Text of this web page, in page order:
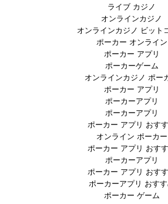
ライブ カジノ
オンラインカジノ
オンラインカジノ ビット
ポーカー オンライン
ポーカー アプリ
ポーカーゲーム
オンラインカジノ ポー
ポーカー アプリ
ポーカーアプリ
ポーカーアプリ
ポーカー アプリ おす
オンライン ポーカー
ポーカー アプリ おす
ポーカーアプリ
ポーカー アプリ おす
ポーカーアプリ おす
ポーカー ゲーム